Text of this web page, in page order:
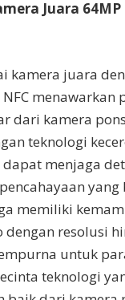
Juara 64MP
kamera juara
NFC menawarkan
dari kamera
teknologi
dapat menjaga
yang
memiliki
dengan resolusi
untuk
teknologi